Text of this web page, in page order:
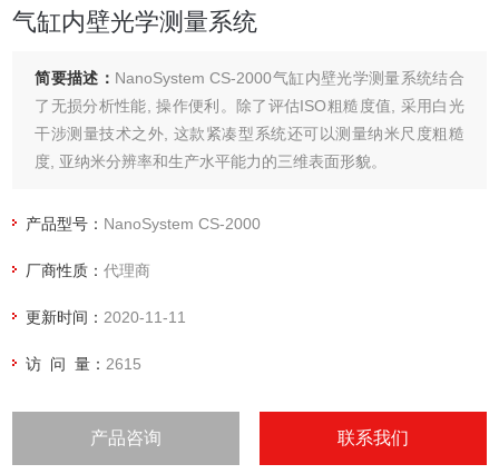
气缸内壁光学测量系统
简要描述： NanoSystem CS-2000气缸内壁光学测量系统结合
了无损分析性能, 操作便利。除了评估ISO粗糙度值, 采用白光
干涉测量技术之外, 这款紧凑型系统还可以测量纳米尺度粗糙
度, 亚纳米分辨率和生产水平能力的三维表面形貌。
产品型号： NanoSystem CS-2000
厂商性质：代理商
更新时间： 2020-11-11
访 问 量： 2615
产品咨询 联系我们